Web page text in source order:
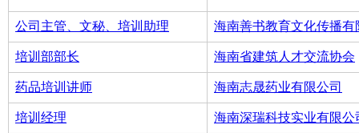
公司主管、文秘、培训助理 海南善书教育文化传播有
培训部部长 海南省建筑人才交流协会
药品培训讲师 海南志晟药业有限公司
培训经理 海南深瑞科技实业有限公